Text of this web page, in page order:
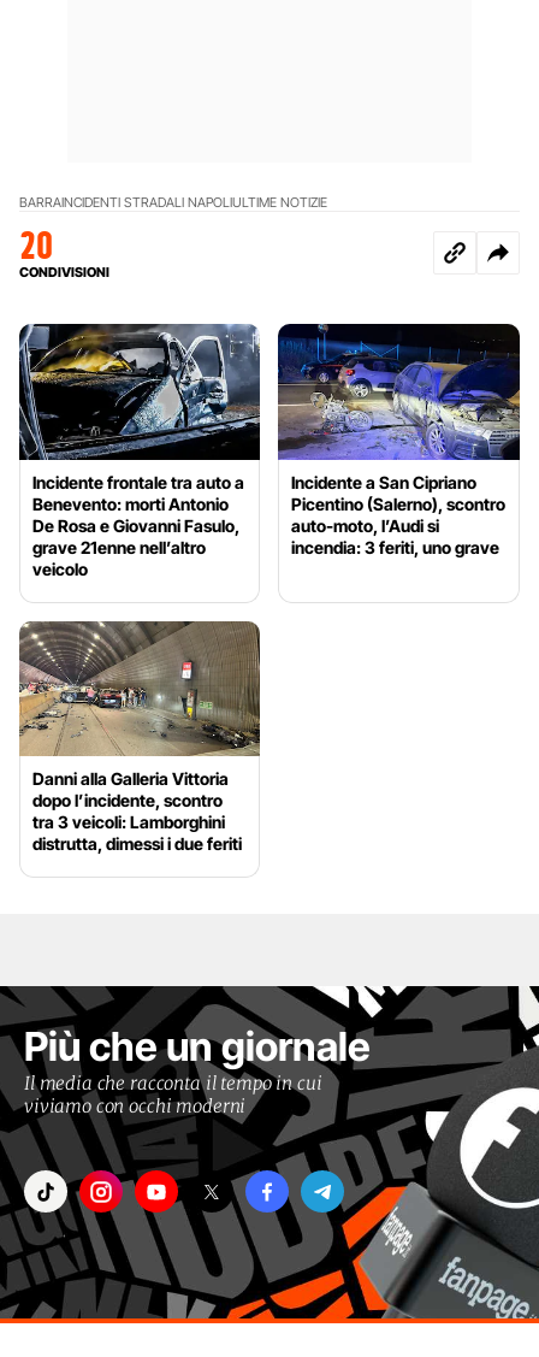
BARRAINCIDENTI STRADALI NAPOLIULTIME NOTIZIE
20
CONDIVISIONI
Incidente frontale tra auto a
Benevento: morti Antonio
De Rosa e Giovanni Fasulo,
grave 21enne nell’altro
veicolo
Incidente a San Cipriano
Picentino (Salerno), scontro
auto-moto, l’Audi si
incendia: 3 feriti, uno grave
Danni alla Galleria Vittoria
dopo l’incidente, scontro
tra 3 veicoli: Lamborghini
distrutta, dimessi i due feriti
Più che un giornale
Il media che racconta il tempo in cui
viviamo con occhi moderni